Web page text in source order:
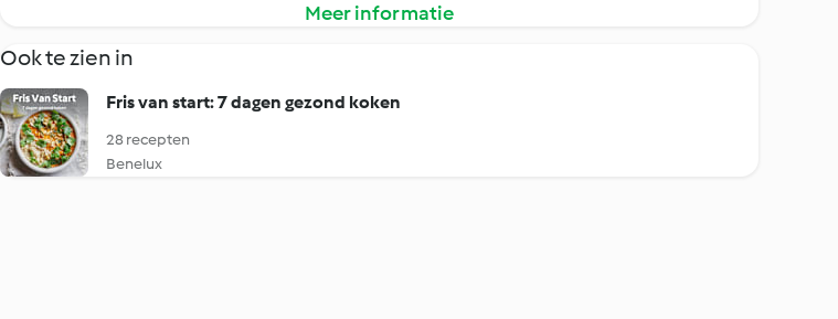
Meer informatie
Ook te zien in
Fris van start: 7 dagen gezond koken
28 recepten
Benelux